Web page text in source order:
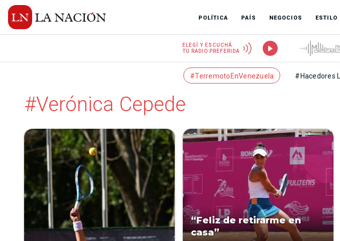
POLÍTICA PAÍS NEGOCIOS ESTILO
ELEGÍ Y ESCUCHÁ
TU RADIO PREFERIDA
#TerremotoEnVenezuela #Hacedores
#Verónica Cepede
“Feliz de retirarme en
casa”